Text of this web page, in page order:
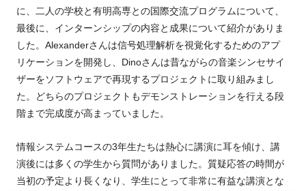
に、二人の学校と有明高専との国際交流プログラムについて、
最後に、インターンシップの内容と成果について紹介がありま
した。Alexanderさんは信号処理解析を視覚化するためのアプ
リケーションを開発し、Dinoさんは昔ながらの音楽シンセサイ
ザーをソフトウェアで再現するプロジェクトに取り組みまし
た。どちらのプロジェクトもデモンストレーションを行える段
階まで完成度が高まっていました。
情報システムコースの3年生たちは熱心に講演に耳を傾け、講
演後には多くの学生から質問がありました。質疑応答の時間が
当初の予定より長くなり、学生にとって非常に有益な講演とな